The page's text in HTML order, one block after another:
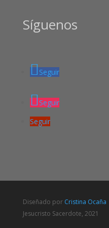
Síguenos
Seguir
Seguir
Seguir
Diseñado por Cristina Ocaña
Jesucristo Sacerdote, 2021